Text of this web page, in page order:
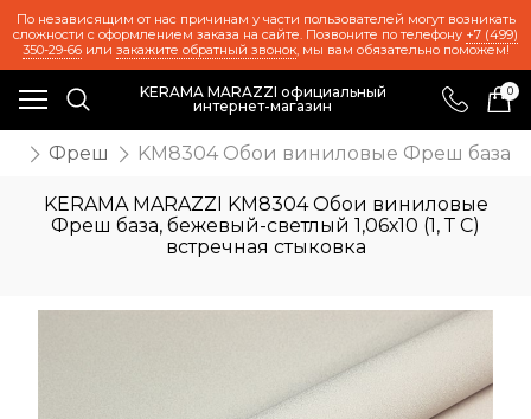
По независящим от нас причинам у части пользователей могут возникать
сложности с оформлением заказа на сайте. Позвоните по телефону +7 (499)
350-29-66или закажите обратный звонок, мы вам обязательно поможем!
KERAMA MARAZZI официальный
интернет-магазин
0
Фреш KM8304 Обои виниловые Фреш база,
KERAMA MARAZZI KM8304 Обои виниловые
Фреш база, бежевый-светлый 1,06х10 (1, Т C)
встречная стыковка